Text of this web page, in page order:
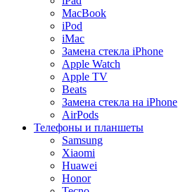
MacBook
iPod
iMac
Замена стекла iPhone
Apple Watch
Apple TV
Beats
Замена стекла на iPhone
AirPods
Телефоны и планшеты
Samsung
Xiaomi
Huawei
Honor